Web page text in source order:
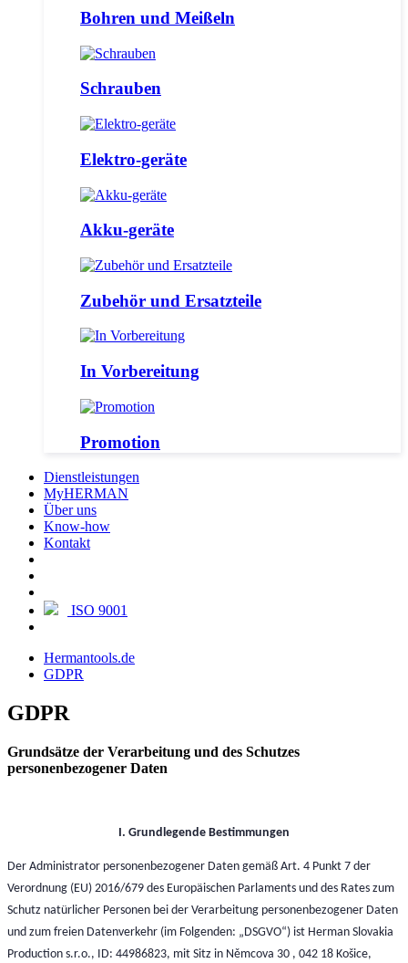
Bohren und Meißeln
Schrauben
Elektro-geräte
Akku-geräte
Zubehör und Ersatzteile
In Vorbereitung
Promotion
Dienstleistungen
MyHERMAN
Über uns
Know-how
Kontakt
ISO 9001
Hermantools.de
GDPR
GDPR
Grundsätze der Verarbeitung und des Schutzes
personenbezogener Daten
I. Grundlegende Bestimmungen
Der Administrator personenbezogener Daten gemäß Art. 4 Punkt 7 der
Verordnung (EU) 2016/679 des Europäischen Parlaments und des Rates zum
Schutz natürlicher Personen bei der Verarbeitung personenbezogener Daten
und zum freien Datenverkehr (im Folgenden: „DSGVO“) ist Herman Slovakia
Production s.r.o., ID: 44986823, mit Sitz in Němcova 30 , 042 18 Košice,